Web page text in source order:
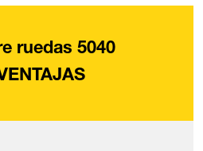
ruedas 5040